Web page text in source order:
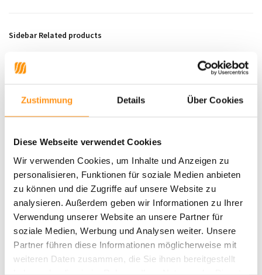
Zustimmung Details Über Cookies
Diese Webseite verwendet Cookies
Wir verwenden Cookies, um Inhalte und Anzeigen zu
personalisieren, Funktionen für soziale Medien anbieten
zu können und die Zugriffe auf unsere Website zu
analysieren. Außerdem geben wir Informationen zu Ihrer
Verwendung unserer Website an unsere Partner für
soziale Medien, Werbung und Analysen weiter. Unsere
Partner führen diese Informationen möglicherweise mit
weiteren Daten zusammen, die Sie ihnen bereitgestellt
Sidebar Related products
Teppich Modern - Marlon
Wave Schwarz/Grau
49,95 *
Moderner Teppich - Belos
Grau/Schwarz/Weiß
UVP 54,95 39,95 *